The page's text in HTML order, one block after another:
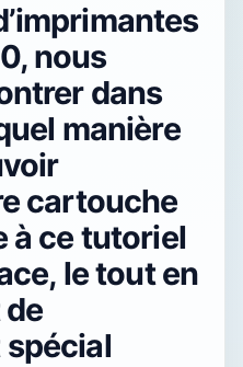
nous
dans
manière
cartouche
à ce tutoriel
le tout en